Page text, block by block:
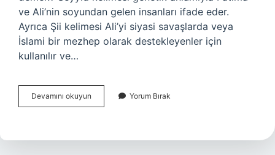
ve Ali’nin soyundan gelen insanları ifade eder.
Ayrıca Şii kelimesi Ali’yi siyasi savaşlarda veya
İslami bir mezhep olarak destekleyenler için
kullanılır ve…
Devamını okuyun
Ne
Yorum Bırak